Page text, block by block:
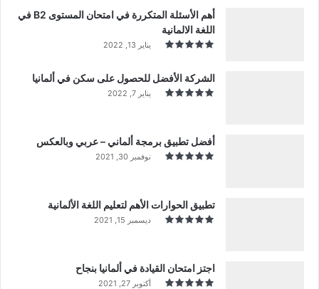
أهم الأسئلة المتكررة في امتحان المستوى B2 في
اللغة الالمانية
يناير 13, 2022
الشركة الأفضل للحصول على سكن في ألمانيا
يناير 7, 2022
أفضل تطبيق برمجة ألماني – عربي وبالعكس
نوفمبر 30, 2021
تطبيق الحوارات الأهم لتعليم اللغة الألمانية
ديسمبر 15, 2021
اجتز امتحان القيادة في ألمانيا بنجاح
أكتوبر 27, 2021